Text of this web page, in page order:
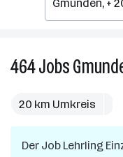
464Jobs
20 km Umkreis
Der Job Lehrling